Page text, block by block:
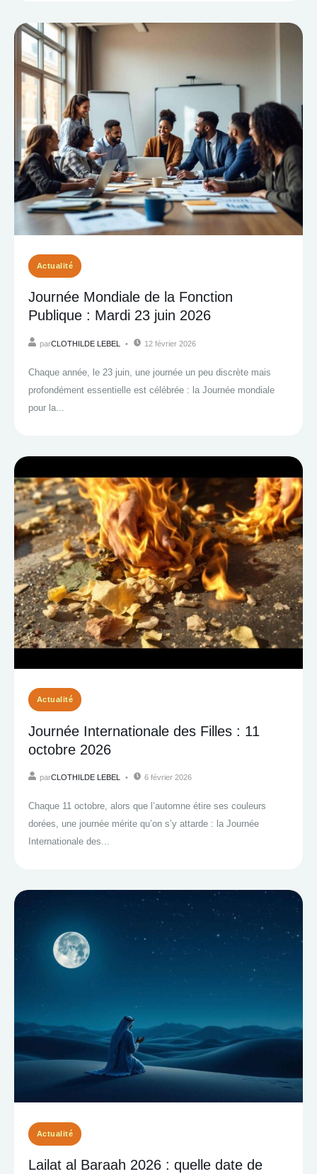
Actualité
Journée Mondiale de la Fonction
Publique : Mardi 23 juin 2026
parCLOTHILDE LEBEL 12 février 2026
Chaque année, le 23 juin, une journée un peu discrète mais
profondément essentielle est célébrée : la Journée mondiale
pour la...
Actualité
Journée Internationale des Filles : 11
octobre 2026
parCLOTHILDE LEBEL 6 février 2026
Chaque 11 octobre, alors que l’automne étire ses couleurs
dorées, une journée mérite qu’on s’y attarde : la Journée
Internationale des...
Actualité
Lailat al Baraah 2026 : quelle date de